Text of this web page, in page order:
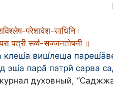
परेशावेश-साधिनि ৷
पत्री सर्व्व-सज्जनतोषनी ॥
клеш́а виш́леш̣а
эш́а пара̄ патрӣ сарва
духовный,